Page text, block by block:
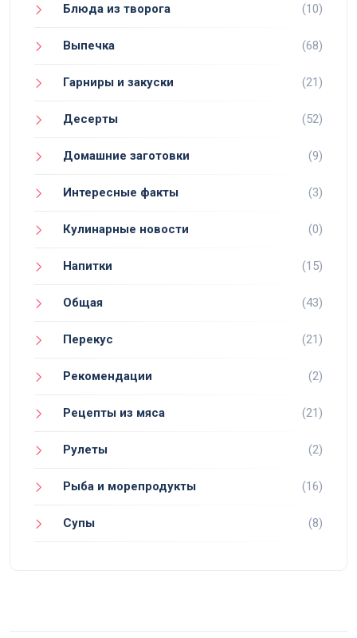
Блюда из творога (10)
Выпечка (68)
Гарниры и закуски (21)
Десерты (52)
Домашние заготовки (9)
Интересные факты (3)
Кулинарные новости (0)
Напитки (15)
Общая (43)
Перекус (21)
Рекомендации (2)
Рецепты из мяса (21)
Рулеты (2)
Рыба и морепродукты (16)
Супы (8)